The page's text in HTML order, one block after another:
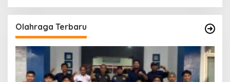
Olahraga Terbaru